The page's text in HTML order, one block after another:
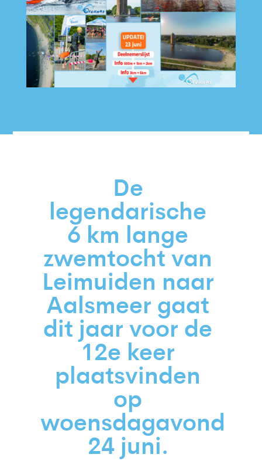
De
legendarische
6 km lange
zwemtocht van
Leimuiden naar
Aalsmeer gaat
dit jaar voor de
12e keer
plaatsvinden
op
woensdagavond
24 juni.